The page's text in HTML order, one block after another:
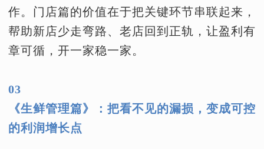
作。门店篇的价值在于把关键环节串联起来，
帮助新店少走弯路、老店回到正轨，让盈利有
章可循，开一家稳一家。
03
《生鲜管理篇》：把看不见的漏损，变成可控
的利润增长点